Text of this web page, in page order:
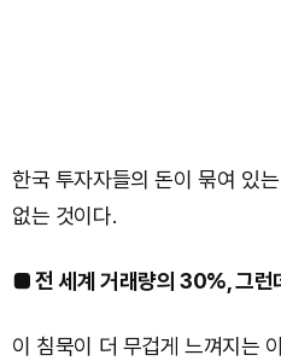
한국 투자자들의 돈이 묶여 있
없는 것이다.
■ 전 세계 거래량의 30%, 그런
이 침묵이 더 무겁게 느껴지는